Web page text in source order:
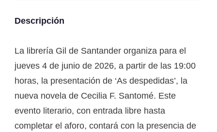
Descripción
La librería Gil de Santander organiza para el
jueves 4 de junio de 2026, a partir de las 19:00
horas, la presentación de ‘As despedidas’, la
nueva novela de Cecilia F. Santomé. Este
evento literario, con entrada libre hasta
completar el aforo, contará con la presencia de